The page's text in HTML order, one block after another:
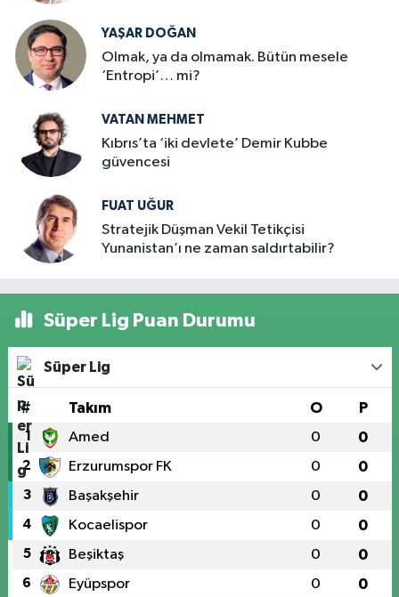
YAŞAR DOĞAN
Olmak, ya da olmamak. Bütün mesele
‘Entropi’… mi?
VATAN MEHMET
Kıbrıs’ta ‘iki devlete’ Demir Kubbe
güvencesi
FUAT UĞUR
Stratejik Düşman Vekil Tetikçisi
Yunanistan’ı ne zaman saldırtabilir?
Süper Lig Puan Durumu
Süper Lig
# Takım O P
1 Amed 0 0
2 Erzurumspor FK 0 0
3 Başakşehir 0 0
4 Kocaelispor 0 0
5 Beşiktaş 0 0
6 Eyüpspor 0 0